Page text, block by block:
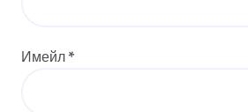
Имейл *